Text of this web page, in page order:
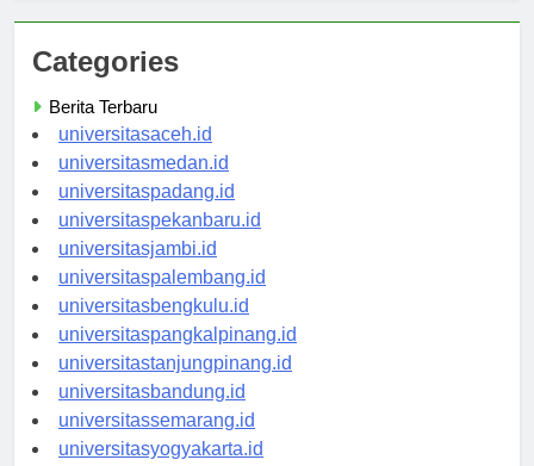
Categories
Berita Terbaru
universitasaceh.id
universitasmedan.id
universitaspadang.id
universitaspekanbaru.id
universitasjambi.id
universitaspalembang.id
universitasbengkulu.id
universitaspangkalpinang.id
universitastanjungpinang.id
universitasbandung.id
universitassemarang.id
universitasyogyakarta.id